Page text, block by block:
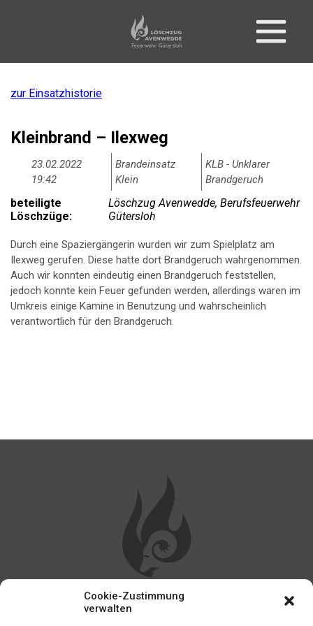
Cookie-Zustimmung
verwalten
zur Einsatzhistorie
Kleinbrand – Ilexweg
23.02.2022
19:42
Brandeinsatz
Klein
KLB - Unklarer
Brandgeruch
beteiligte
Löschzüge:
Löschzug Avenwedde, Berufsfeuerwehr
Gütersloh
Durch eine Spaziergängerin wurden wir zum Spielplatz am
Ilexweg gerufen. Diese hatte dort Brandgeruch wahrgenommen.
Auch wir konnten eindeutig einen Brandgeruch feststellen,
jedoch konnte kein Feuer gefunden werden, allerdings waren im
Umkreis einige Kamine in Benutzung und wahrscheinlich
verantwortlich für den Brandgeruch.
WEITERE LINKS